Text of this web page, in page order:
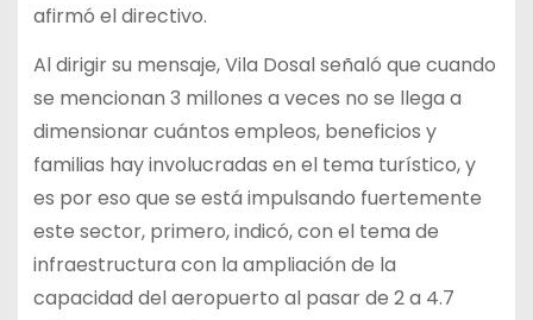
afirmó el directivo.
Al dirigir su mensaje, Vila Dosal señaló que cuando
se mencionan 3 millones a veces no se llega a
dimensionar cuántos empleos, beneficios y
familias hay involucradas en el tema turístico, y
es por eso que se está impulsando fuertemente
este sector, primero, indicó, con el tema de
infraestructura con la ampliación de la
capacidad del aeropuerto al pasar de 2 a 4.7